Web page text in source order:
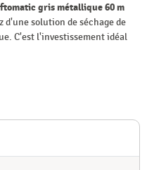
gris métallique 60 m
d'une solution de séchage de
C'est l'investissement idéal